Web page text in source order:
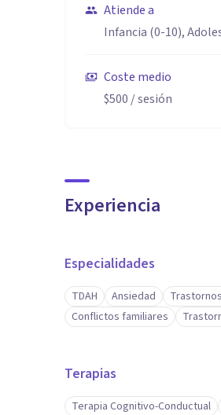
Atiende a
Infancia (0-10),
Coste medio
$500 / sesión
Experiencia
Especialidades
TDAH Ansiedad
Conflictos familiares
Terapias
Terapia Cognitivo-Conductual